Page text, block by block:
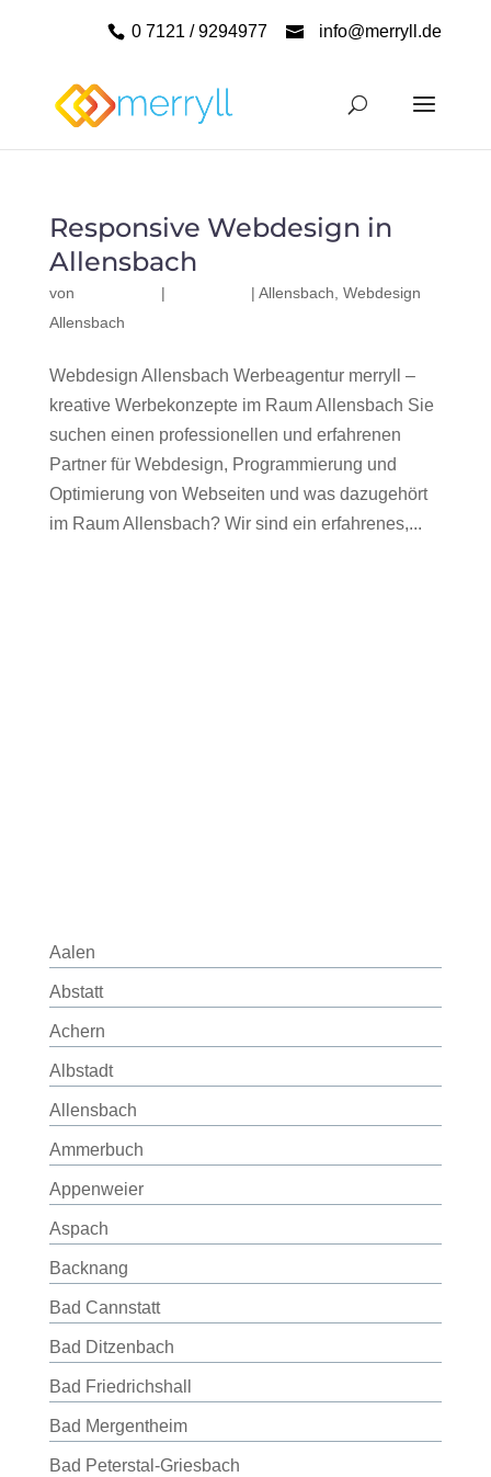
0 7121 / 9294977 info@merryll.de
Responsive Webdesign in
Allensbach
von | | Allensbach Webdesign
Allensbach
Webdesign Allensbach Werbeagentur merryll –
kreative Werbekonzepte im Raum Allensbach Sie
suchen einen professionellen und erfahrenen
Partner für Webdesign, Programmierung und
Optimierung von Webseiten und was dazugehört
im Raum Allensbach? Wir sind ein erfahrenes,...
Aalen
Abstatt
Achern
Albstadt
Allensbach
Ammerbuch
Appenweier
Aspach
Backnang
Bad Cannstatt
Bad Ditzenbach
Bad Friedrichshall
Bad Mergentheim
Bad Peterstal-Griesbach